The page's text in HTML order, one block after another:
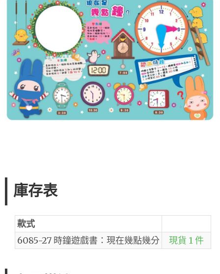
庫存表
款式
6085-27 時鐘遊戲書：現在幾點幾分
現貨 1 件